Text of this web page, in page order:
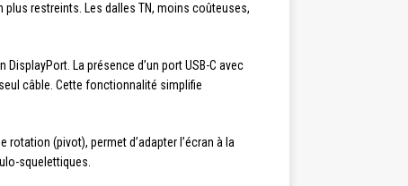
restreints. Les dalles TN, moins coûteuses,
La présence d’un port USB-C avec
câble. Cette fonctionnalité simplifie
(pivot), permet d’adapter l’écran à la
squelettiques.